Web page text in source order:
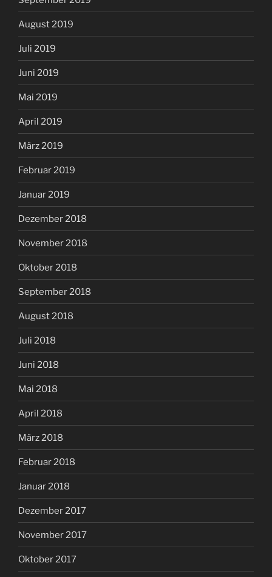
August 2019
Juli 2019
Juni 2019
Mai 2019
April 2019
März 2019
Februar 2019
Januar 2019
Dezember 2018
November 2018
Oktober 2018
September 2018
August 2018
Juli 2018
Juni 2018
Mai 2018
April 2018
März 2018
Februar 2018
Januar 2018
Dezember 2017
November 2017
Oktober 2017